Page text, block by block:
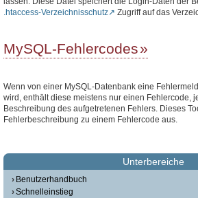
.htaccess-Verzeichnisschutz
Zugriff auf das
MySQL-Fehlercodes
Wenn von einer MySQL-Datenbank eine
wird, enthält diese meistens nur einen Fehlercode,
Beschreibung des aufgetretenen Fehlers. Dieses
Fehlerbeschreibung zu einem Fehlercode aus.
Unterbereiche
Benutzerhandbuch
Schnelleinstieg